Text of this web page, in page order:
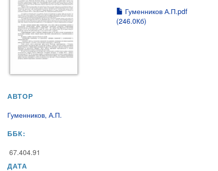
Гуменников А.П.pdf
(246.0Кб)
АВТОР
Гуменников, А.П.
ББК:
67.404.91
ДАТА